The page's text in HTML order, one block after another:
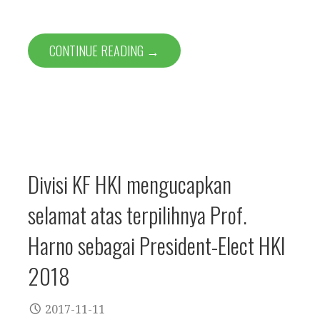
CONTINUE READING →
Divisi KF HKI mengucapkan
selamat atas terpilihnya Prof.
Harno sebagai President-Elect HKI
2018
2017-11-11